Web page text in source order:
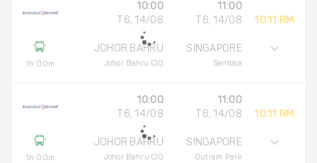
1h 00m
10:00
T6, 14/08
JOHOR BAHRU
Johor Bahru CIQ
11:00
T6, 14/08
SINGAPORE
Sentosa
10.11 RM
1h 00m
10:00
T6, 14/08
JOHOR BAHRU
Johor Bahru CIQ
11:00
T6, 14/08
SINGAPORE
Outram Park
10.11 RM